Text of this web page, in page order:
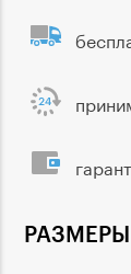
РАЗМЕРЫ